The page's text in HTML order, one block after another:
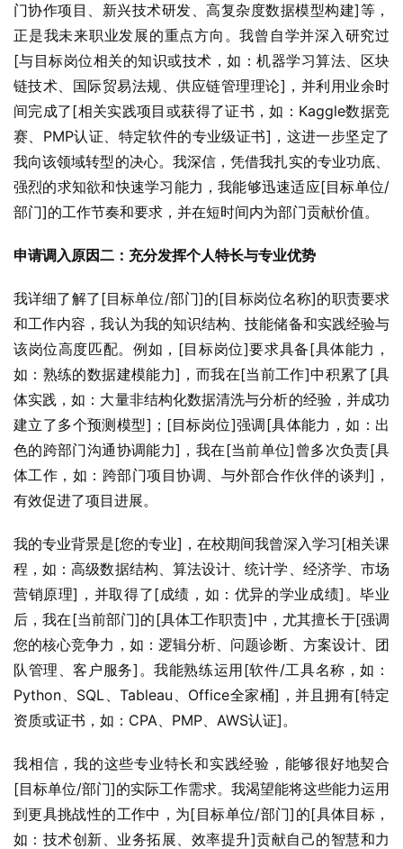
门协作项目、新兴技术研发、高复杂度数据模型构建]等，
正是我未来职业发展的重点方向。我曾自学并深入研究过
[与目标岗位相关的知识或技术，如：机器学习算法、区块
链技术、国际贸易法规、供应链管理理论]，并利用业余时
间完成了[相关实践项目或获得了证书，如：Kaggle数据竞
赛、PMP认证、特定软件的专业级证书]，这进一步坚定了
我向该领域转型的决心。我深信，凭借我扎实的专业功底、
强烈的求知欲和快速学习能力，我能够迅速适应[目标单位/
部门]的工作节奏和要求，并在短时间内为部门贡献价值。
申请调入原因二：充分发挥个人特长与专业优势
我详细了解了[目标单位/部门]的[目标岗位名称]的职责要求
和工作内容，我认为我的知识结构、技能储备和实践经验与
该岗位高度匹配。例如，[目标岗位]要求具备[具体能力，
如：熟练的数据建模能力]，而我在[当前工作]中积累了[具
体实践，如：大量非结构化数据清洗与分析的经验，并成功
建立了多个预测模型]；[目标岗位]强调[具体能力，如：出
色的跨部门沟通协调能力]，我在[当前单位]曾多次负责[具
体工作，如：跨部门项目协调、与外部合作伙伴的谈判]，
有效促进了项目进展。
我的专业背景是[您的专业]，在校期间我曾深入学习[相关课
程，如：高级数据结构、算法设计、统计学、经济学、市场
营销原理]，并取得了[成绩，如：优异的学业成绩]。毕业
后，我在[当前部门]的[具体工作职责]中，尤其擅长于[强调
您的核心竞争力，如：逻辑分析、问题诊断、方案设计、团
队管理、客户服务]。我能熟练运用[软件/工具名称，如：
Python、SQL、Tableau、Office全家桶]，并且拥有[特定
资质或证书，如：CPA、PMP、AWS认证]。
我相信，我的这些专业特长和实践经验，能够很好地契合
[目标单位/部门]的实际工作需求。我渴望能将这些能力运用
到更具挑战性的工作中，为[目标单位/部门]的[具体目标，
如：技术创新、业务拓展、效率提升]贡献自己的智慧和力